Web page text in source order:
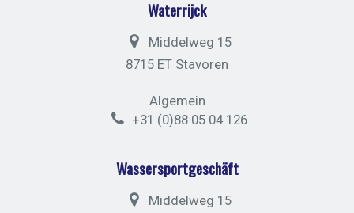
Waterrijck
Middelweg 15
8715 ET Stavoren
Algemein
+31 (0)88 05 04 126
Wassersportgeschäft
Middelweg 15